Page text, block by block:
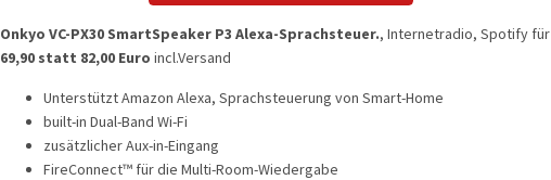
Onkyo VC-PX30 SmartSpeaker P3 Alexa-Sprachsteuer., Internetradio, Spotify für
69,90 statt 82,00 Euro incl.Versand
Unterstützt Amazon Alexa, Sprachsteuerung von Smart-Home
built-in Dual-Band Wi-Fi
zusätzlicher Aux-in-Eingang
FireConnect™ für die Multi-Room-Wiedergabe